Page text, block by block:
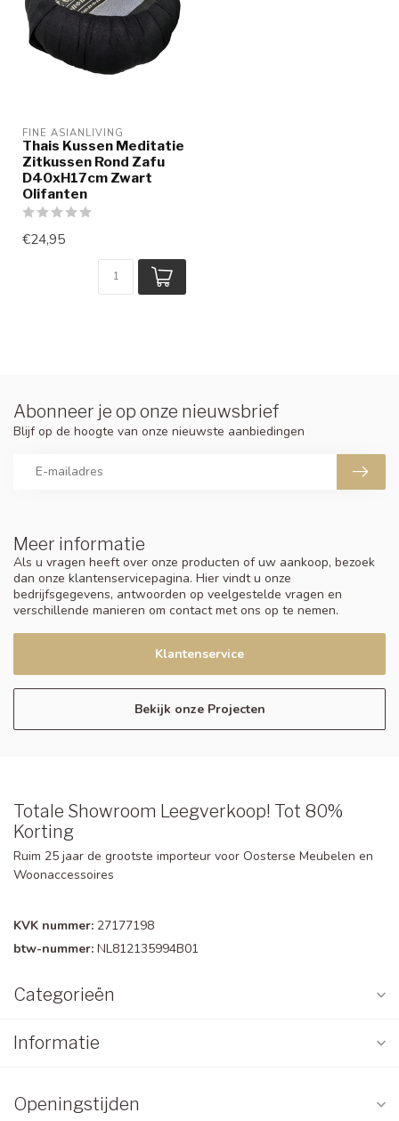
FINE ASIANLIVING
Thais Kussen Meditatie
Zitkussen Rond Zafu
D40xH17cm Zwart
Olifanten
€24,95
Meer informatie
Als u vragen heeft over onze producten of uw aankoop, bezoek
dan onze klantenservicepagina. Hier vindt u onze
bedrijfsgegevens, antwoorden op veelgestelde vragen en
verschillende manieren om contact met ons op te nemen.
Klantenservice
Bekijk onze Projecten
Abonneer je op onze nieuwsbrief
Blijf op de hoogte van onze nieuwste aanbiedingen
Totale Showroom Leegverkoop! Tot 80%
Korting
Ruim 25 jaar de grootste importeur voor Oosterse Meubelen en
Woonaccessoires
KVK nummer: 27177198
btw-nummer: NL812135994B01
Categorieën
Informatie
Openingstijden